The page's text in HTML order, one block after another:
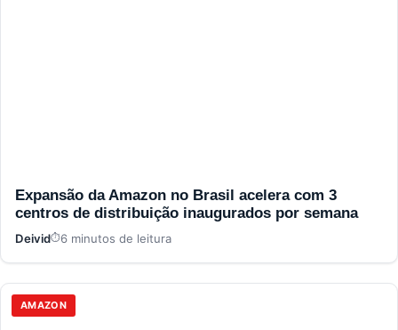
Expansão da Amazon no Brasil acelera com 3
centros de distribuição inaugurados por semana
Deivid 6 minutos de leitura
AMAZON